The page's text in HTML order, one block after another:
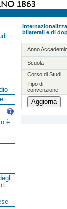
è
bilaterali e di
Anno
Scuola
Corso di Studi
Tipo di
convenzione